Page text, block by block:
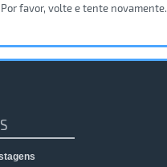
favor, volte e tente novamente.